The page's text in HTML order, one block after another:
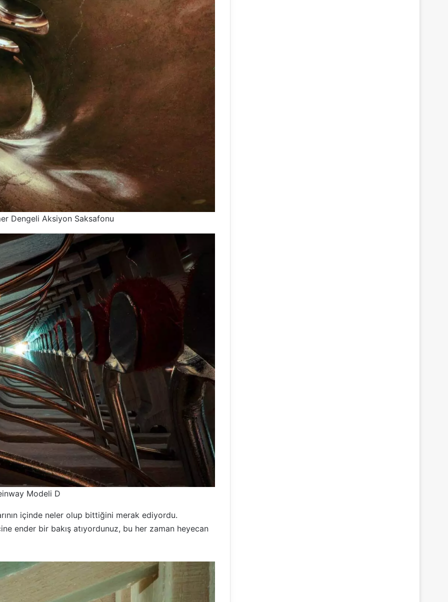
Dengeli Aksiyon Saksafonu
Modeli D
içinde neler olup bittiğini merak ediyordu.
ender bir bakış atıyordunuz, bu her zaman heyecan